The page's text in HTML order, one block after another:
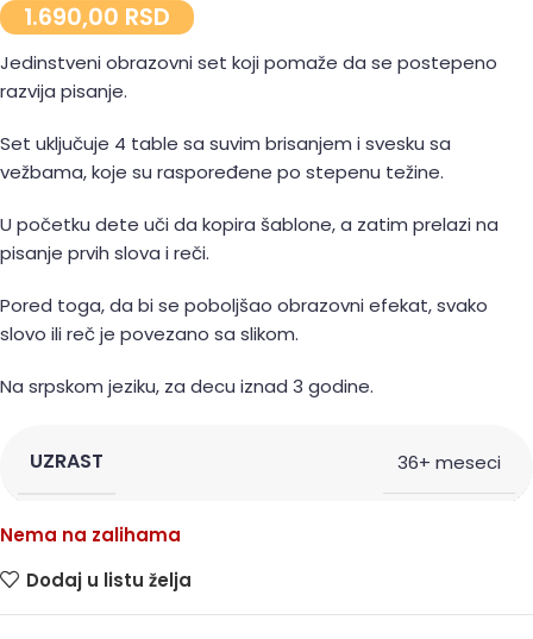
1.690,00 RSD
Jedinstveni obrazovni set koji pomaže da se postepeno
razvija pisanje.
Set uključuje 4 table sa suvim brisanjem i svesku sa
vežbama, koje su raspoređene po stepenu težine.
U početku dete uči da kopira šablone, a zatim prelazi na
pisanje prvih slova i reči.
Pored toga, da bi se poboljšao obrazovni efekat, svako
slovo ili reč je povezano sa slikom.
Na srpskom jeziku, za decu iznad 3 godine.
UZRAST 36+ meseci
Nema na zalihama
Dodaj u listu želja